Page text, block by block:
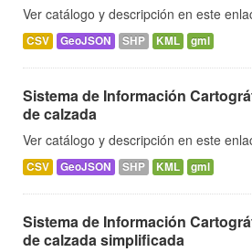
Ver catálogo y descripción en este
CSV GeoJSON SHP KML gml
Sistema de Información
de calzada
Ver catálogo y descripción en este
CSV GeoJSON SHP KML gml
Sistema de Información
de calzada simplificada